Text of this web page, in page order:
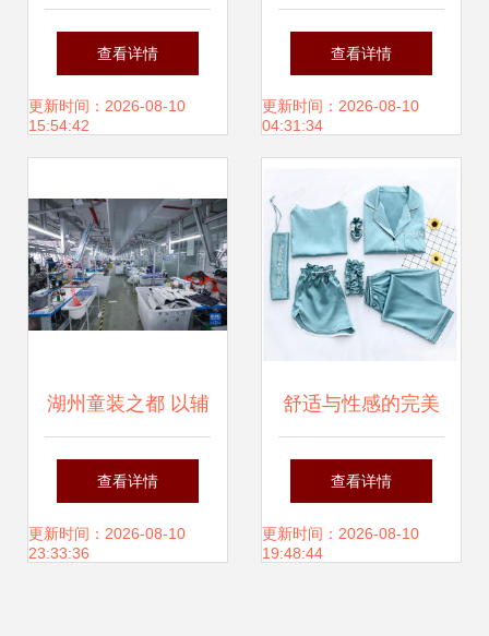
300元 为何更多人
选择服装辅料制造
查看详情
更新时间：2026-08-10
15:54:42
在服装智能制造中
的应用（下）
查看详情
更新时间：2026-08-10
04:31:34
湖州童装之都 以辅
料制造为基石，
从“做产品”到“创品
查看详情
更新时间：2026-08-10
23:33:36
舒适与性感的完美
融合 冰丝家居服七
件套，打造居家精
查看详情
更新时间：2026-08-10
19:48:44